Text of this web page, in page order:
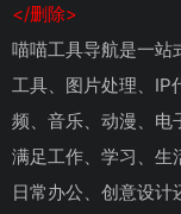
</删除>
喵喵工具导航是一站
工具、图片处理、IP
频、音乐、动漫、电
满足工作、学习、生
日常办公、创意设